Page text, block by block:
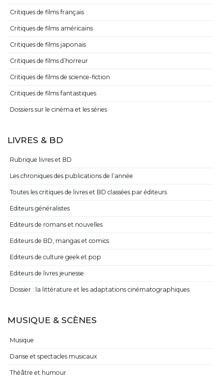
Critiques de films français
Critiques de films américains
Critiques de films japonais
Critiques de films d’horreur
Critiques de films de science-fiction
Critiques de films fantastiques
Dossiers sur le cinéma et les séries
LIVRES & BD
Rubrique livres et BD
Les chroniques des publications de l’année
Toutes les critiques de livres et BD classées par éditeurs
Editeurs généralistes
Editeurs de romans et nouvelles
Editeurs de BD, mangas et comics
Editeurs de culture geek et pop
Editeurs de livres jeunesse
Dossier : la littérature et les adaptations cinématographiques
MUSIQUE & SCÈNES
Musique
Danse et spectacles musicaux
Théâtre et humour